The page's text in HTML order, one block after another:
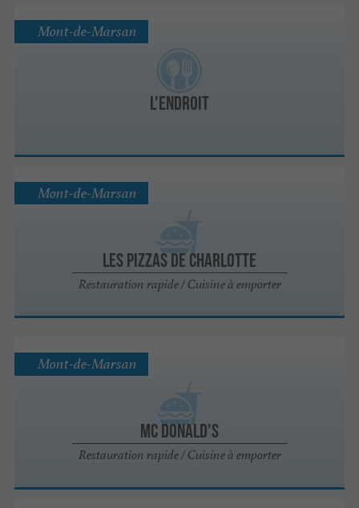
L'endroit
Mont-de-Marsan
Les Pizzas de Charlotte
Restauration rapide / Cuisine à emporter
Mont-de-Marsan
Mc Donald's
Restauration rapide / Cuisine à emporter
Mont-de-Marsan